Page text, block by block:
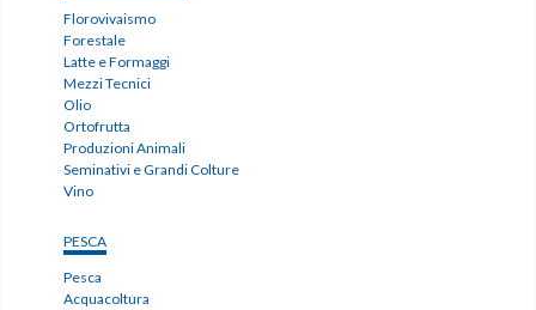
Florovivaismo
Forestale
Latte e Formaggi
Mezzi Tecnici
Olio
Ortofrutta
Produzioni Animali
Seminativi e Grandi Colture
Vino
PESCA
Pesca
Acquacoltura